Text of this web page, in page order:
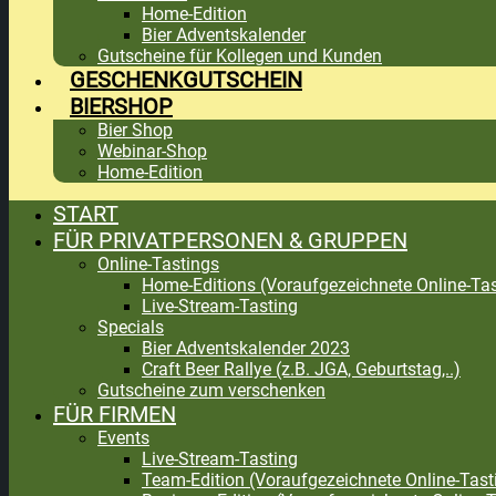
Home-Edition
Bier Adventskalender
Gutscheine für Kollegen und Kunden
GESCHENKGUTSCHEIN
BIERSHOP
Bier Shop
Webinar-Shop
Home-Edition
START
FÜR PRIVATPERSONEN & GRUPPEN
Online-Tastings
Home-Editions (Voraufgezeichnete Online-
Live-Stream-Tasting
Specials
Bier Adventskalender 2023
Craft Beer Rallye (z.B. JGA, Geburtstag,..)
Gutscheine zum verschenken
FÜR FIRMEN
Events
Live-Stream-Tasting
Team-Edition (Voraufgezeichnete Online-